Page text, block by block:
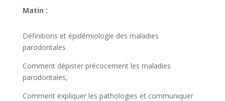
Matin :
Définitions et épidémiologie des maladies
parodontales
Comment dépister précocement les maladies
parodontales,
Comment expliquer les pathologies et communiquer